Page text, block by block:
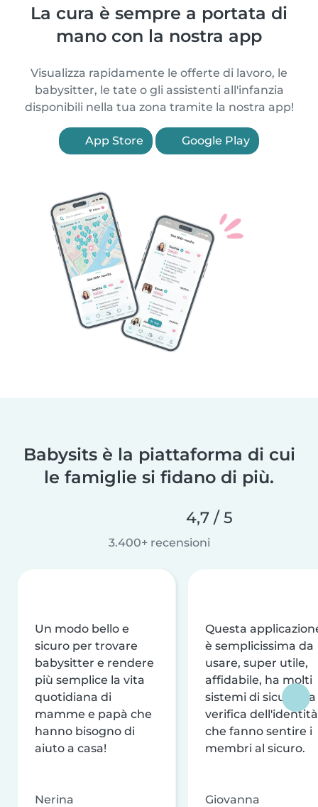
La cura è sempre a portata di
mano con la nostra app
Visualizza rapidamente le offerte di lavoro, le
babysitter, le tate o gli assistenti all'infanzia
disponibili nella tua zona tramite la nostra app!
App Store Google Play
Babysits è la piattaforma di cui
le famiglie si fidano di più.
4,7 / 5
3.400+ recensioni
Un modo bello e
sicuro per trovare
babysitter e rendere
più semplice la vita
quotidiana di
mamme e papà che
hanno bisogno di
aiuto a casa!
Nerina
Questa
è semplicissima da
usare, super utile,
affidabile, ha molti
sistemi di sicurezza
verifica dell'identità
che fanno sentire i
membri al sicuro.
Giovanna